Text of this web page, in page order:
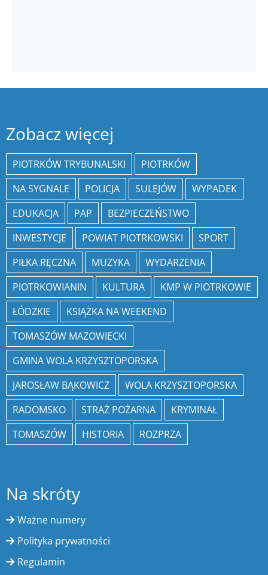
Zobacz więcej
PIOTRKÓW TRYBUNALSKI
PIOTRKÓW
NA SYGNALE
POLICJA SULEJÓW
WYPADEK
EDUKACJA
PAP
BEZPIECZEŃSTWO
INWESTYCJE
POWIAT PIOTRKOWSKI
SPORT
PIŁKA RĘCZNA
MUZYKA
WYDARZENIA
PIOTRKOWIANIN
KULTURA
KMP W PIOTRKOWIE
ŁÓDZKIE
KSIĄŻKA NA WEEKEND
TOMASZÓW MAZOWIECKI
GMINA WOLA KRZYSZTOPORSKA
JAROSŁAW BĄKOWICZ
WOLA KRZYSZTOPORSKA
RADOMSKO
STRAŻ POŻARNA
KRYMINAŁ
TOMASZÓW
HISTORIA ROZPRZA
Na skróty
Ważne numery
Polityka prywatności
Regulamin